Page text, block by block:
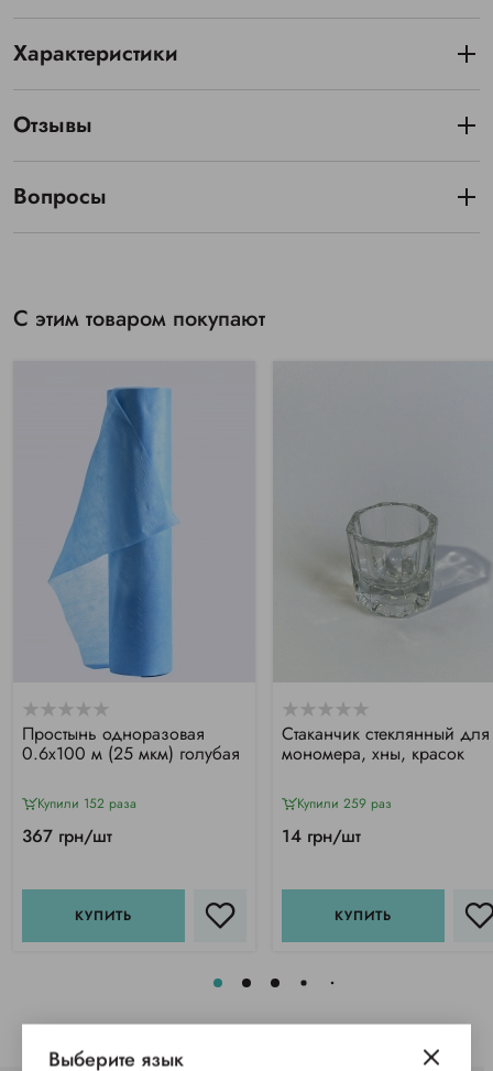
Характеристики
Отзывы
Вопросы
С этим товаром покупают
Простынь одноразовая
0.6х100 м (25 мкм) голубая
Купили 152 раза
367 грн/шт
КУПИТЬ
Стаканчик стеклянный для
мономера, хны, красок
Купили 259 раз
14 грн/шт
КУПИТЬ
Выберите язык